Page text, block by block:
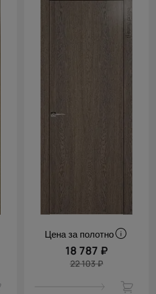
Цена за полотно
18 787 ₽
22 103 ₽